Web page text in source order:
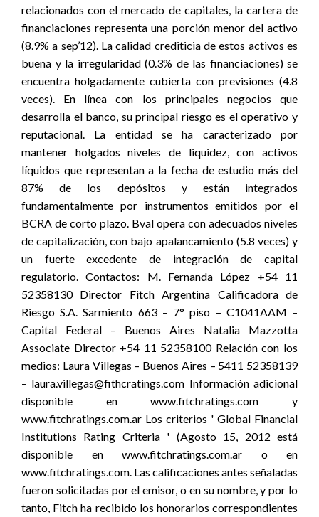
relacionados con el mercado de capitales, la cartera de
financiaciones representa una porción menor del activo
(8.9% a sep’12). La calidad crediticia de estos activos es
buena y la irregularidad (0.3% de las financiaciones) se
encuentra holgadamente cubierta con previsiones (4.8
veces). En línea con los principales negocios que
desarrolla el banco, su principal riesgo es el operativo y
reputacional. La entidad se ha caracterizado por
mantener holgados niveles de liquidez, con activos
líquidos que representan a la fecha de estudio más del
87% de los depósitos y están integrados
fundamentalmente por instrumentos emitidos por el
BCRA de corto plazo. Bval opera con adecuados niveles
de capitalización, con bajo apalancamiento (5.8 veces) y
un fuerte excedente de integración de capital
regulatorio. Contactos: M. Fernanda López +54 11
52358130 Director Fitch Argentina Calificadora de
Riesgo S.A. Sarmiento 663 – 7° piso – C1041AAM –
Capital Federal – Buenos Aires Natalia Mazzotta
Associate Director +54 11 52358100 Relación con los
medios: Laura Villegas – Buenos Aires – 5411 52358139
– laura.villegas@fithcratings.com Información adicional
disponible en www.fitchratings.com y
www.fitchratings.com.ar Los criterios ' Global Financial
Institutions Rating Criteria ' (Agosto 15, 2012 está
disponible en www.fitchratings.com.ar o en
www.fitchratings.com. Las calificaciones antes señaladas
fueron solicitadas por el emisor, o en su nombre, y por lo
tanto, Fitch ha recibido los honorarios correspondientes